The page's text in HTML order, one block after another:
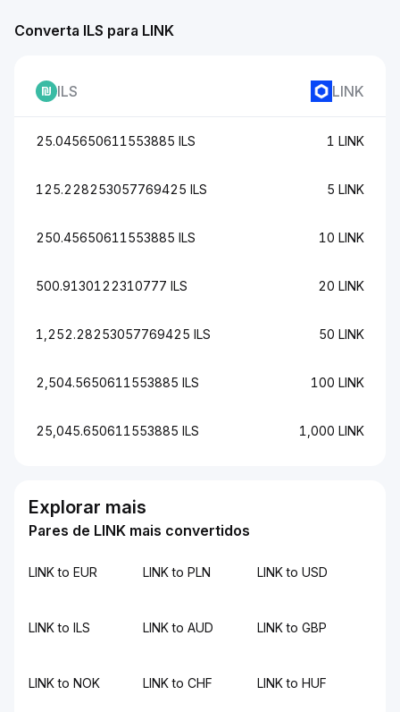
Converta ILS para LINK
ILS LINK
25.045650611553885 ILS 1 LINK
125.228253057769425 ILS 5 LINK
250.45650611553885 ILS 10 LINK
500.9130122310777 ILS 20 LINK
1,252.28253057769425 ILS 50 LINK
2,504.5650611553885 ILS 100 LINK
25,045.650611553885 ILS 1,000 LINK
Explorar mais
Pares de LINK mais convertidos
LINK to EUR LINK to PLN LINK to USD
LINK to ILS LINK to AUD LINK to GBP
LINK to NOK LINK to CHF LINK to HUF